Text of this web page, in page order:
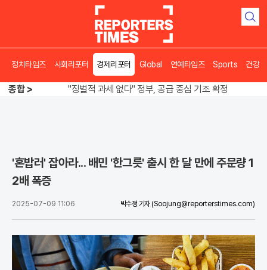
검
정치타임즈 사회리포터 경제리포터 Global 연예타임즈 Sports 건강
종합 >
오뚜기·비비고 면 전쟁, 폭염 특수에 매출 껑충
"징벌적 과세 없다" 정부, 공급 중심 기조 확정
폭염·가뭄 이중고, 이 대통령 "취약계층 끝까지 보호"
'혼밥러' 잡아라... 배민 '한그릇' 출시 한 달 만에 주문량 1
2배 폭증
2025-07-09 11:06 박수정 기자 (Soojung@reporterstimes.com)